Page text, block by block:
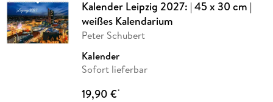
Kalender Leipzig 2027: | 45 x 30 cm |
weißes Kalendarium
Peter Schubert
Kalender
Sofort lieferbar
19,90 €*